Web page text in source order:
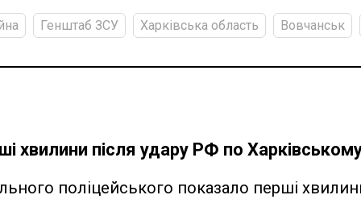
Генштаб ЗСУ Харківська область Вовчанськ
хвилини після удару РФ по
поліцейського показало перші